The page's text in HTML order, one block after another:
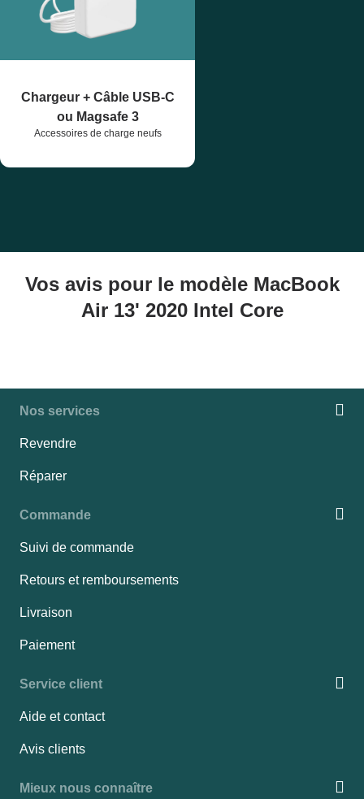
Chargeur + Câble USB-C
ou Magsafe 3
Accessoires de charge neufs
Vos avis pour le modèle MacBook
Air 13' 2020 Intel Core
Nos services
Revendre
Réparer
Commande
Suivi de commande
Retours et remboursements
Livraison
Paiement
Service client
Aide et contact
Avis clients
Mieux nous connaître